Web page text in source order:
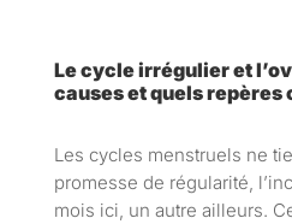
Le cycle irrégulier et
causes et quels repères
Les cycles menstruels ne
promesse de régularité,
mois ici, un autre ailleurs.